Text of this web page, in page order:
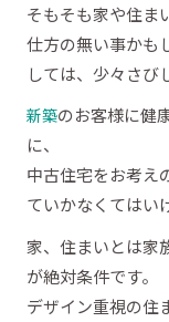
そもそも家や住ま
仕方の無い事かも
しては、少々さび
新築のお客様に健
に、
中古住宅をお考え
ていかなくてはい
家、住まいとは家
が絶対条件です。
デザイン重視の住